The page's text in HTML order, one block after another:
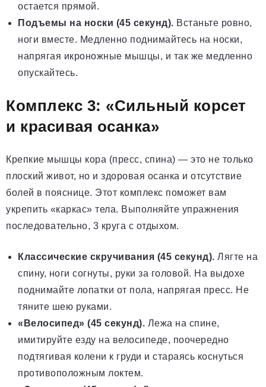
остается прямой.
Подъемы на носки (45 секунд). Встаньте ровно,
ноги вместе. Медленно поднимайтесь на носки,
напрягая икроножные мышцы, и так же медленно
опускайтесь.
Комплекс 3: «Сильный корсет
и красивая осанка»
Крепкие мышцы кора (пресс, спина) — это не только
плоский живот, но и здоровая осанка и отсутствие
болей в пояснице. Этот комплекс поможет вам
укрепить «каркас» тела. Выполняйте упражнения
последовательно, 3 круга с отдыхом.
Классические скручивания (45 секунд). Лягте на
спину, ноги согнуты, руки за головой. На выдохе
поднимайте лопатки от пола, напрягая пресс. Не
тяните шею руками.
«Велосипед» (45 секунд). Лежа на спине,
имитируйте езду на велосипеде, поочередно
подтягивая колени к груди и стараясь коснуться
противоположным локтем.